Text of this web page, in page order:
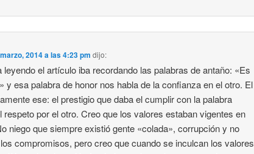
2014 a las 4:23 pm dijo:
leyendo el artículo iba recordando las palabras de antaño: «Es
y esa palabra de honor nos habla de la confianza en el otro. El
ese: el prestigio que daba el cumplir con la palabra
respeto por el otro. Creo que los valores estaban vigentes en
niego que siempre existió gente «colada», corrupción y no
compromisos, pero creo que cuando se inculcan los valores